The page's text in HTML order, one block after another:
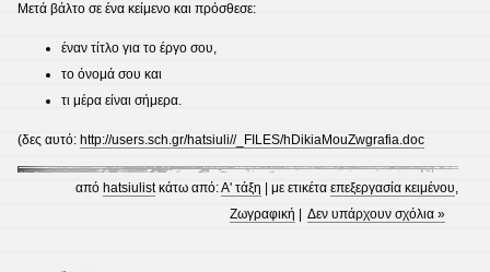
Μετά βάλτο σε ένα κείμενο και πρόσθεσε:
έναν τίτλο για το έργο σου,
το όνομά σου και
τι μέρα είναι σήμερα.
(δες αυτό: http://users.sch.gr/hatsiuli//_FILES/hDikiaMouZwgrafia.doc
από hatsiulistκάτω από:Α' τάξη | με ετικέταεπεξεργασία κειμένου,
Ζωγραφική |Δεν υπάρχουν σχόλια »